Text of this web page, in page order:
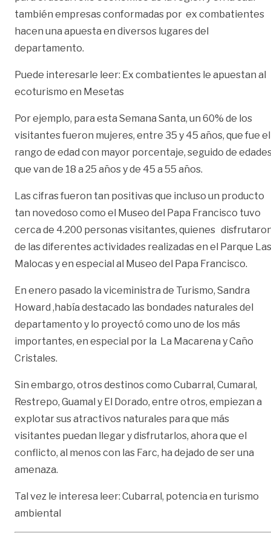
también empresas conformadas por ex combatientes
hacen una apuesta en diversos lugares del
departamento.
Puede interesarle leer: Ex combatientes le apuestan al
ecoturismo en Mesetas
Por ejemplo, para esta Semana Santa, un 60% de los
visitantes fueron mujeres, entre 35 y 45 años, que fue el
rango de edad con mayor porcentaje, seguido de
que van de 18 a 25 años y de 45 a 55 años.
Las cifras fueron tan positivas que incluso un producto
tan novedoso como el Museo del Papa Francisco tuvo
cerca de 4.200 personas visitantes, quienes
de las diferentes actividades realizadas en el Parque Las
Malocas y en especial al Museo del Papa Francisco.
En enero pasado la viceministra de Turismo, Sandra
Howard ,había destacado las bondades naturales del
departamento y lo proyectó como uno de los más
importantes, en especial por la La Macarena y Caño
Cristales.
Sin embargo, otros destinos como Cubarral, Cumaral,
Restrepo, Guamal y El Dorado, entre otros, empiezan a
explotar sus atractivos naturales para que más
visitantes puedan llegar y disfrutarlos, ahora que el
conflicto, al menos con las Farc, ha dejado de ser una
amenaza.
Tal vez le interesa leer: Cubarral, potencia en turismo
ambiental